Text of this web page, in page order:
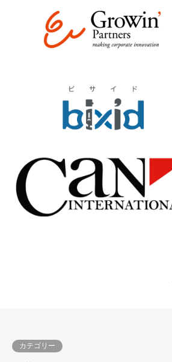
カテゴリー